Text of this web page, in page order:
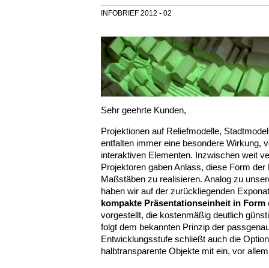
INFOBRIEF 2012 - 02
Sehr geehrte Kunden,
Projektionen auf Reliefmodelle,
entfalten immer eine besondere Wirkung,
interaktiven Elementen. Inzwischen weit
Projektoren gaben Anlass, diese Form
Maßstäben zu realisieren. Analog zu
haben wir auf der zurückliegenden
kompakte Präsentationseinheit in
vorgestellt, die kostenmäßig deutlich
folgt dem bekannten Prinzip der
Entwicklungsstufe schließt auch die
halbtransparente Objekte mit ein, vor